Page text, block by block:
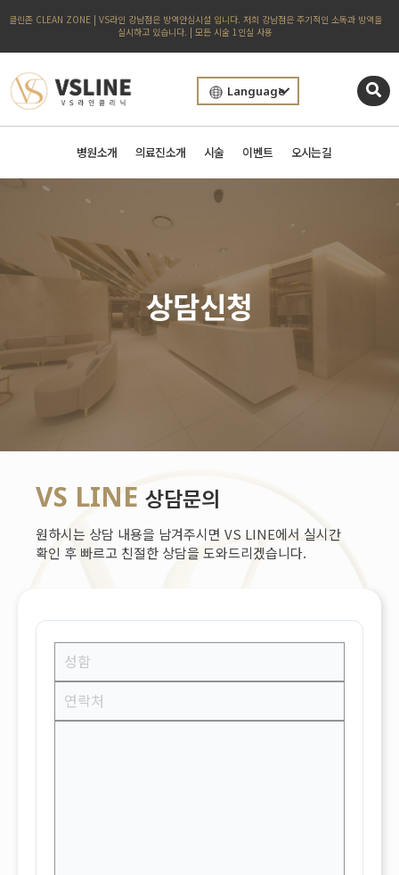
클린존 CLEAN ZONE | VS라인 강남점은 방역안심시설 입니다. 저희 강남점은 주기적인 소독과 방역을
실시하고 있습니다. | 모든 시술 1인실 사용
Language
병원소개 의료진소개 시술 이벤트 오시는길
상담신청
VS LINE 상담문의
원하시는 상담 내용을 남겨주시면 VS LINE에서 실시간
확인 후 빠르고 친절한 상담을 도와드리겠습니다.